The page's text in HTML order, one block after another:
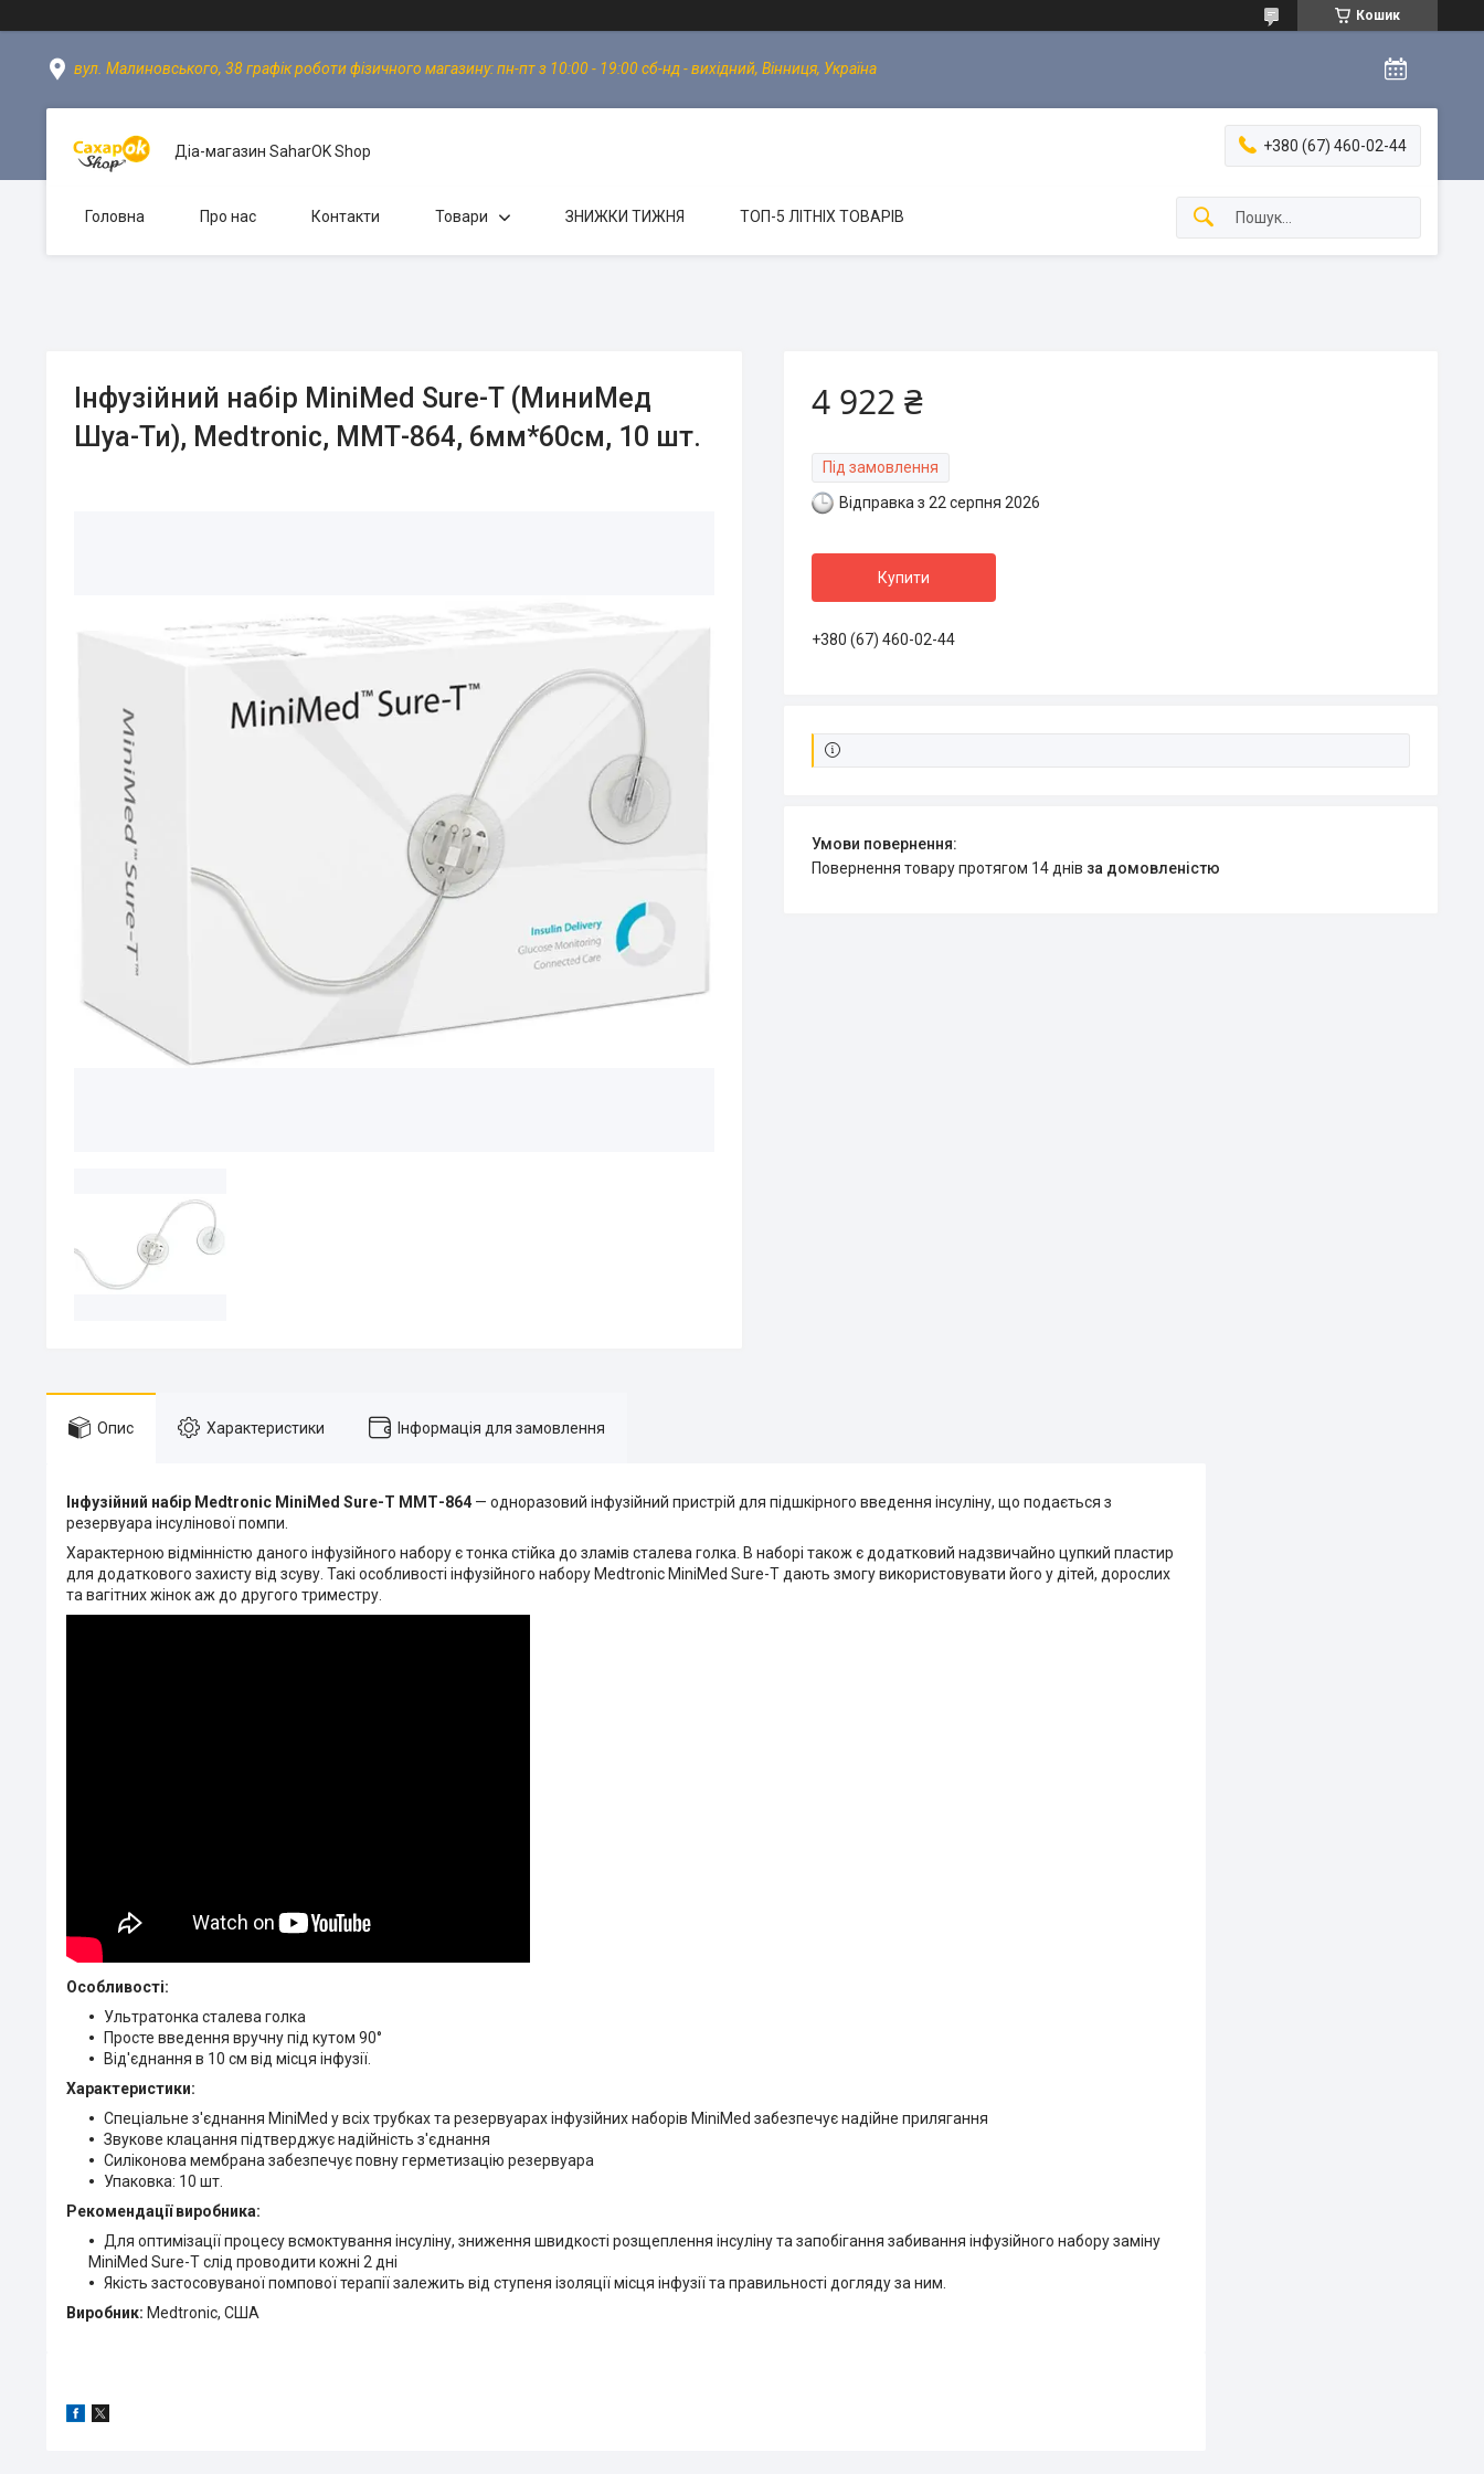
Кошик
вул. Малиновського, 38 графік роботи фізичного магазину: пн-пт з 10:00 - 19:00 сб-нд - вихідний, Вінниця, Україна
Діа-магазин SaharOK Shop +380 (67) 460-02-44
Головна Про нас Контакти Товари ЗНИЖКИ ТИЖНЯ ТОП-5 ЛІТНІХ ТОВАРІВ
Інфузійний набір MiniMed Sure-T (МиниМед
Шуа-Ти), Medtronic, ММТ-864, 6мм*60см, 10 шт.
4 922 ₴
Під замовлення
Відправка з 22 серпня 2026
Купити
+380 (67) 460-02-44
повернення товару протягом 14 днів за домовленістю
Опис Характеристики Інформація для замовлення
Інфузійний набір Medtronic MiniMed Sure-T ММТ-864 — одноразовий інфузійний пристрій для підшкірного введення інсуліну, що подається з
резервуара інсулінової помпи.
Характерною відмінністю даного інфузійного набору є тонка стійка до зламів сталева голка. В наборі також є додатковий надзвичайно цупкий пластир
для додаткового захисту від зсуву. Такі особливості інфузійного набору Medtronic MiniMed Sure-T дають змогу використовувати його у дітей, дорослих
та вагітних жінок аж до другого триместру.
Особливості:
Ультратонка сталева голка
Просте введення вручну під кутом 90°
Від'єднання в 10 см від місця інфузії.
Характеристики:
Спеціальне з'єднання MiniMed у всіх трубках та резервуарах інфузійних наборів MiniMed забезпечує надійне прилягання
Звукове клацання підтверджує надійність з'єднання
Силіконова мембрана забезпечує повну герметизацію резервуара
Упаковка: 10 шт.
Рекомендації виробника:
Для оптимізації процесу всмоктування інсуліну, зниження швидкості розщеплення інсуліну та запобігання забивання інфузійного набору заміну
MiniMed Sure-T слід проводити кожні 2 дні
Якість застосовуваної помпової терапії залежить від ступеня ізоляції місця інфузії та правильності догляду за ним.
Виробник: Medtronic, США